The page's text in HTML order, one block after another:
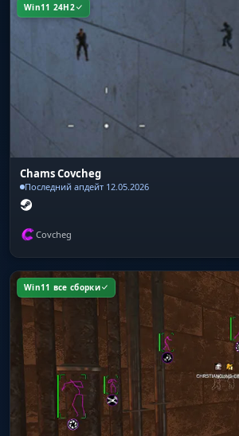
Win11 24H2
Chams Covcheg
Последний апдейт 12.05.2026
Covcheg
Win11 все сборки